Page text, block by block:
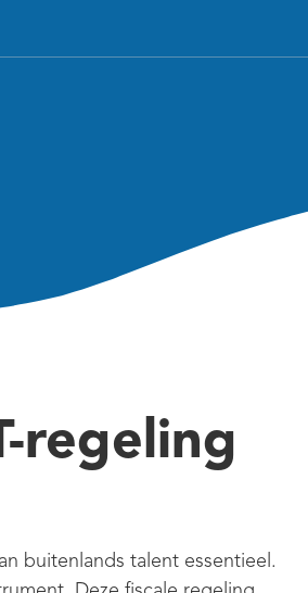
regeling
buitenlands talent essentieel.